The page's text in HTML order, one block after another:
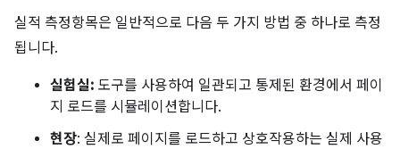
실적 측정항목은 일반적으로 다음 두 가지 방법 중 하나로 측정
됩니다.
실험실: 도구를 사용하여 일관되고 통제된 환경에서 페이
지 로드를 시뮬레이션합니다.
현장: 실제로 페이지를 로드하고 상호작용하는 실제 사용